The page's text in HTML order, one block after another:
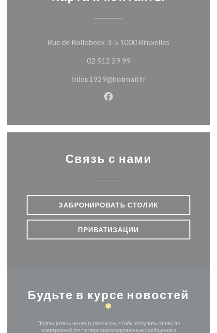
Rue de Rollebeek 3-5 1000 Bruxelles
02 512 29 99
bilou1929@hotmail.fr
Facebook ((открывается в
Связь с нами
ЗАБРОНИРОВАТЬ СТОЛИК
ПРИВАТИЗАЦИИ
Будьте в курсе новостей
*
Подпишитесь на нашу рассылку, чтобы получать от нас по
электронной почте персонализированные сообщения и